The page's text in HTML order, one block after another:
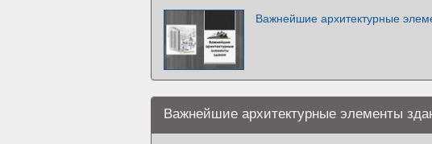
Важнейшие архитектурные
Важнейшие архитектурные элементы